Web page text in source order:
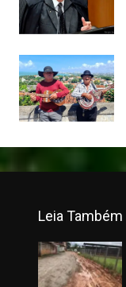
Leia Também